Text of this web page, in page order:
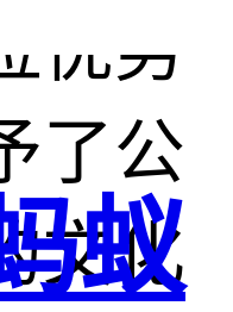
优势
了公
文化
蚁